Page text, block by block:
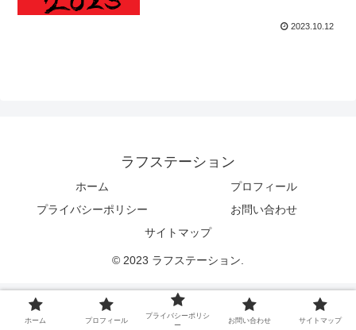
2023.10.12
ラフステーション
ホーム
プロフィール
プライバシーポリシー
お問い合わせ
サイトマップ
© 2023 ラフステーション.
ホーム プロフィール
プライバシーポリシ
ー
お問い合わせ サイトマップ